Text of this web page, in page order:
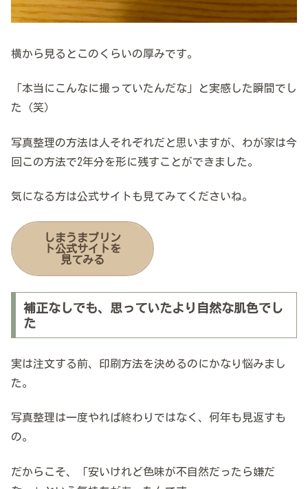
横から見るとこのくらいの厚みです。
「本当にこんなに撮っていたんだな」と実感した瞬間でし
た（笑）
写真整理の方法は人それぞれだと思いますが、わが家は今
回この方法で2年分を形に残すことができました。
気になる方は公式サイトも見てみてくださいね。
しまうまプリン
ト公式サイトを
見てみる
補正なしでも、思っていたより自然な肌色でし
た
実は注文する前、印刷方法を決めるのにかなり悩みまし
た。
写真整理は一度やれば終わりではなく、何年も見返すも
の。
だからこそ、「安いけれど色味が不自然だったら嫌だ